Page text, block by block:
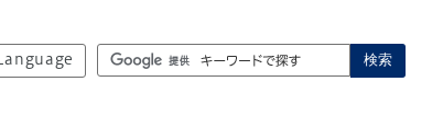
Language 検索